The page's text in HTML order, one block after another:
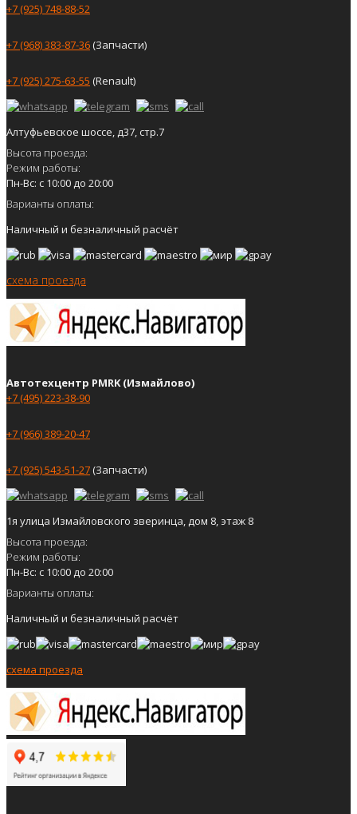
+7 (925) 748-88-52
+7 (968) 383-87-36(Запчасти)
+7 (925) 275-63-55 (Renault)
Алтуфьевское шоссе, д37, стр.7
Высота проезда:
Режим работы:
Пн-Вс: с 10:00 до 20:00
Варианты оплаты:
Наличный и безналичный расчёт
схема проезда
Автотехцентр PMRK (Измайлово)
+7 (495) 223-38-90
+7 (966) 389-20-47
+7 (925) 543-51-27(Запчасти)
1я улица Измайловского зверинца, дом 8, этаж 8
Высота проезда:
Режим работы:
Пн-Вс: с 10:00 до 20:00
Варианты оплаты:
Наличный и безналичный расчёт
схема проезда